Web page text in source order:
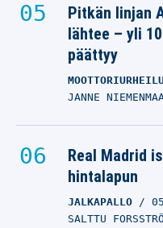
Pitkän linjan
lähtee – yli
päättyy
JANNE
Real Madrid
hintalapun
JALKAPALLO
SALTTU